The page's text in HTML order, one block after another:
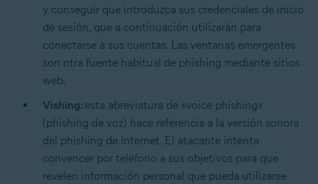
y conseguir que introduzca sus credenciales de inicio
de sesión, que a continuación utilizarán para
conectarse a sus cuentas. Las ventanas emergentes
son otra fuente habitual de phishing mediante sitios
web.
Vishing: esta abreviatura de «voice phishing»
(phishing de voz) hace referencia a la versión sonora
del phishing de Internet. El atacante intenta
convencer por teléfono a sus objetivos para que
revelen información personal que pueda utilizarse